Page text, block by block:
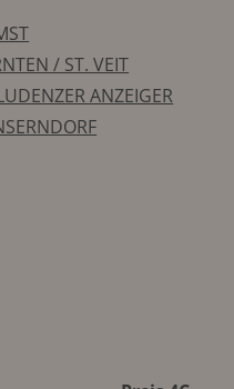
/ ST. VEIT
ANZEIGER